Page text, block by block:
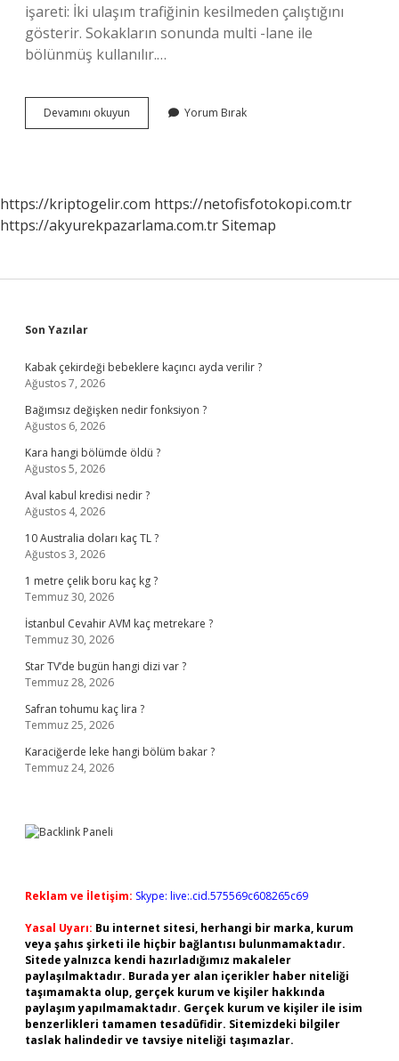
işareti: İki ulaşım trafiğinin kesilmeden çalıştığını
gösterir. Sokakların sonunda multi -lane ile
bölünmüş kullanılır.…
Devamını okuyun
Yönlü
Yorum Bırak
https://kriptogelir.com https://netofisfotokopi.com.tr
https://akyurekpazarlama.com.trSitemap
Sidebar
Son Yazılar
Kabak çekirdeği bebeklere kaçıncı ayda verilir ?
Ağustos 7, 2026
Bağımsız değişken nedir fonksiyon ?
Ağustos 6, 2026
Kara hangi bölümde öldü ?
Ağustos 5, 2026
Aval kabul kredisi nedir ?
Ağustos 4, 2026
10 Australia doları kaç TL ?
Ağustos 3, 2026
1 metre çelik boru kaç kg ?
Temmuz 30, 2026
İstanbul Cevahir AVM kaç metrekare ?
Temmuz 30, 2026
Star TV’de bugün hangi dizi var ?
Temmuz 28, 2026
Safran tohumu kaç lira ?
Temmuz 25, 2026
Karaciğerde leke hangi bölüm bakar ?
Temmuz 24, 2026
Reklam ve İletişim: Skype: live:.cid.575569c608265c69
Yasal Uyarı: Bu internet sitesi, herhangi bir marka, kurum
veya şahıs şirketi ile hiçbir bağlantısı bulunmamaktadır.
Sitede yalnızca kendi hazırladığımız makaleler
paylaşılmaktadır. Burada yer alan içerikler haber niteliği
taşımamakta olup, gerçek kurum ve kişiler hakkında
paylaşım yapılmamaktadır. Gerçek kurum ve kişiler ile isim
benzerlikleri tamamen tesadüfidir. Sitemizdeki bilgiler
taslak halindedir ve tavsiye niteliği taşımazlar.